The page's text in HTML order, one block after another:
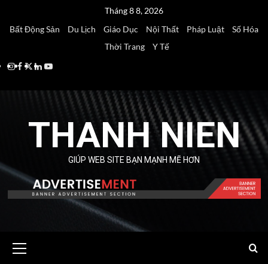
Tháng 8 8, 2026
Bất Động Sản
Du Lịch Giáo Dục Nội Thất Pháp Luật
Số Hóa
Thời Trang
Y Tế
Instagram
Facebook
Twitter
Linkedin
Youtube
THANH NIEN
GIÚP WEB SITE BẠN MẠNH MẼ HƠN
Menu